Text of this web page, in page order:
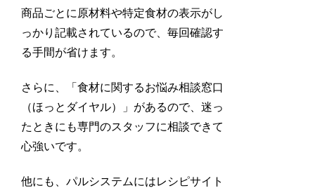
商品ごとに原材料や特定食材の表示がし
っかり記載されているので、毎回確認す
る手間が省けます。
さらに、「食材に関するお悩み相談窓口
（ほっとダイヤル）」があるので、迷っ
たときにも専門のスタッフに相談できて
心強いです。
他にも、パルシステムにはレシピサイト